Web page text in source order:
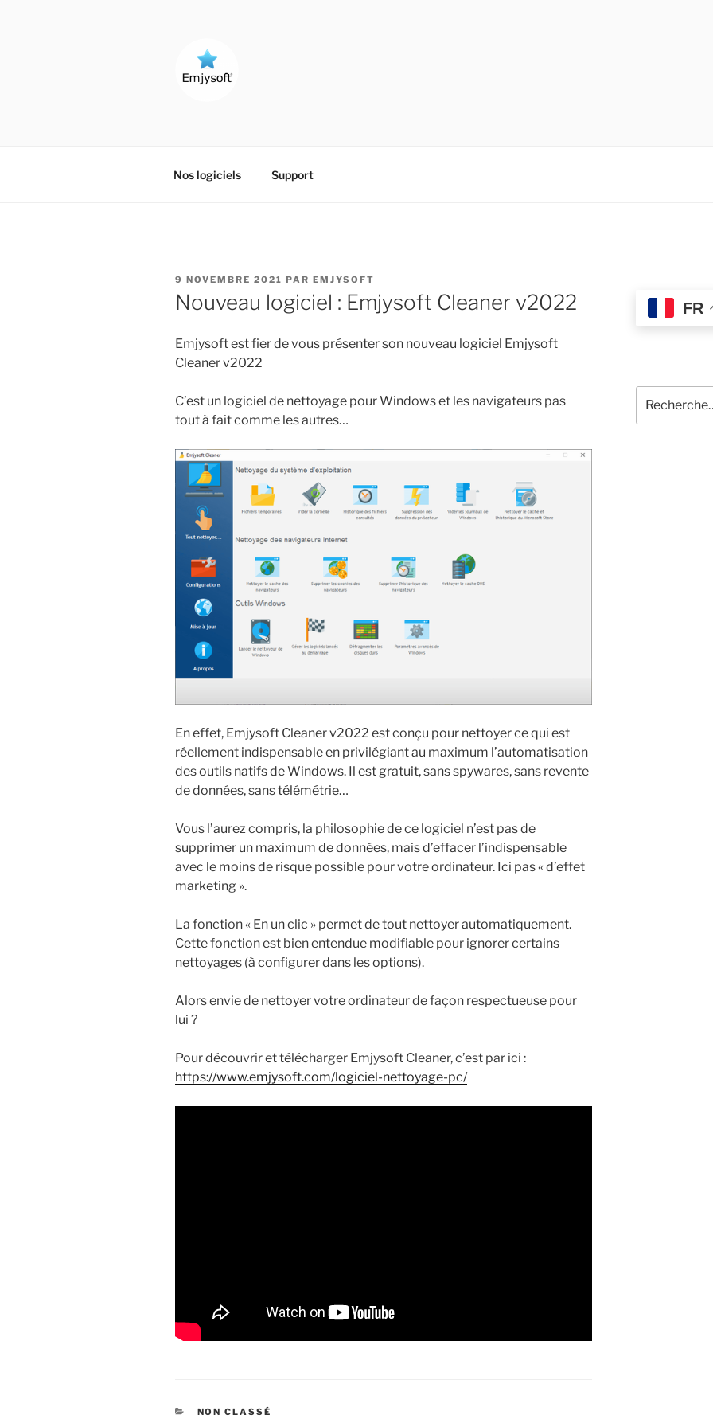
Nos logiciels Support
PUBLIÉ
LE
9 NOVEMBRE 2021 PAR EMJYSOFT
Nouveau logiciel : Emjysoft Cleaner v2022
Emjysoft est fier de vous présenter son nouveau logiciel Emjysoft
Cleaner v2022
C’est un logiciel de nettoyage pour Windows et les navigateurs pas
tout à fait comme les autres…
En effet, Emjysoft Cleaner v2022 est conçu pour nettoyer ce qui est
réellement indispensable en privilégiant au maximum l’automatisation
des outils natifs de Windows. Il est gratuit, sans spywares, sans revente
de données, sans télémétrie…
Vous l’aurez compris, la philosophie de ce logiciel n’est pas de
supprimer un maximum de données, mais d’effacer l’indispensable
avec le moins de risque possible pour votre ordinateur. Ici pas « d’effet
marketing ».
La fonction « En un clic » permet de tout nettoyer automatiquement.
Cette fonction est bien entendue modifiable pour ignorer certains
nettoyages (à configurer dans les options).
Alors envie de nettoyer votre ordinateur de façon respectueuse pour
lui ?
Pour découvrir et télécharger Emjysoft Cleaner, c’est par ici :
https://www.emjysoft.com/logiciel-nettoyage-pc/
CATÉGORIES
NON CLASSÉ
FR
pour
: